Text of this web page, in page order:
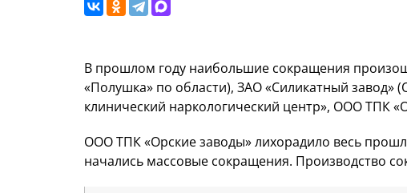
В прошлом году наибольшие сокращения
«Полушка» по области), ЗАО «Силикатный завод»
клинический наркологический центр», ООО ТПК
ООО ТПК «Орские заводы» лихорадило весь
начались массовые сокращения. Производство